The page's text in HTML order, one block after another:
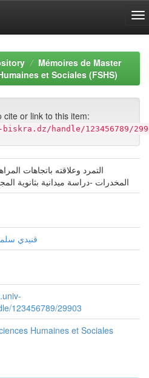
Mémoires de Master
et Sociales (FSHS)
cite or link to this item:
handle/123456789/
التمرد وعلاقته باتجاهات
المخدرات -دراسة ميدانية بثانوية
قنيدي
123456789/29903
Humaines et Sociales